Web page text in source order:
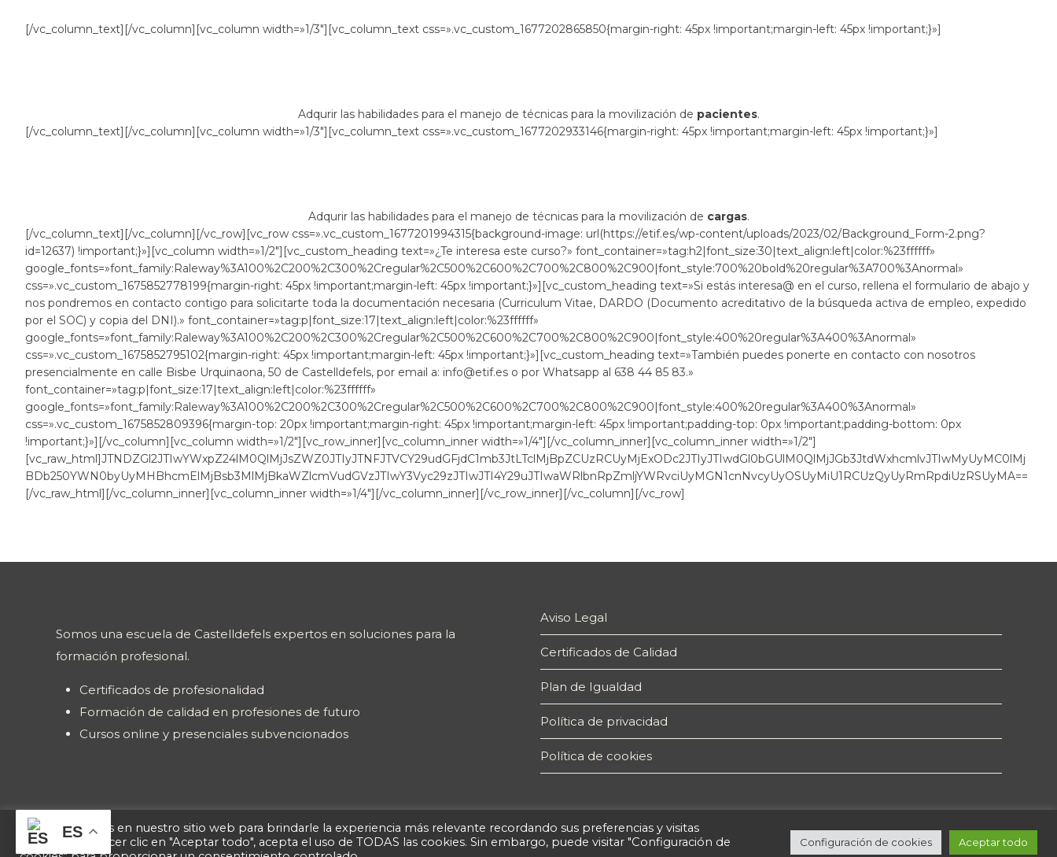
[/vc_column_text][/vc_column][vc_column width=»1/3″][vc_column_text css=».vc_custom_1677202865850{margin-right: 45px !important;margin-left: 45px !important;}»]
Adqurir las habilidades para el manejo de técnicas para la movilización de pacientes.
[/vc_column_text][/vc_column][vc_column width=»1/3″][vc_column_text css=».vc_custom_1677202933146{margin-right: 45px !important;margin-left: 45px !important;}»]
Adqurir las habilidades para el manejo de técnicas para la movilización de cargas.
[/vc_column_text][/vc_column][/vc_row][vc_row css=».vc_custom_1677201994315{background-image: url(https://etif.es/wp-content/uploads/2023/02/Background_Form-2.png?
id=12637) !important;}»][vc_column width=»1/2″][vc_custom_heading text=»¿Te interesa este curso?» font_container=»tag:h2|font_size:30|text_align:left|color:%23ffffff»
google_fonts=»font_family:Raleway%3A100%2C200%2C300%2Cregular%2C500%2C600%2C700%2C800%2C900|font_style:700%20bold%20regular%3A700%3Anormal»
css=».vc_custom_1675852778199{margin-right: 45px !important;margin-left: 45px !important;}»][vc_custom_heading text=»Si estás interesa@ en el curso, rellena el formulario de abajo y
nos pondremos en contacto contigo para solicitarte toda la documentación necesaria (Curriculum Vitae, DARDO (Documento acreditativo de la búsqueda activa de empleo, expedido
por el SOC) y copia del DNI).» font_container=»tag:p|font_size:17|text_align:left|color:%23ffffff»
google_fonts=»font_family:Raleway%3A100%2C200%2C300%2Cregular%2C500%2C600%2C700%2C800%2C900|font_style:400%20regular%3A400%3Anormal»
css=».vc_custom_1675852795102{margin-right: 45px !important;margin-left: 45px !important;}»][vc_custom_heading text=»También puedes ponerte en contacto con nosotros
presencialmente en calle Bisbe Urquinaona, 50 de Castelldefels, por email a: info@etif.es o por Whatsapp al 638 44 85 83.»
font_container=»tag:p|font_size:17|text_align:left|color:%23ffffff»
google_fonts=»font_family:Raleway%3A100%2C200%2C300%2Cregular%2C500%2C600%2C700%2C800%2C900|font_style:400%20regular%3A400%3Anormal»
css=».vc_custom_1675852809396{margin-top: 20px !important;margin-right: 45px !important;margin-left: 45px !important;padding-top: 0px !important;padding-bottom: 0px
!important;}»][/vc_column][vc_column width=»1/2″][vc_row_inner][vc_column_inner width=»1/4″][/vc_column_inner][vc_column_inner width=»1/2″]
[vc_raw_html]JTNDZGl2JTIwYWxpZ24lM0QlMjJsZWZ0JTIyJTNFJTVCY29udGFjdC1mb3JtLTclMjBpZCUzRCUyMjExODc2JTIyJTIwdGl0bGUlM0QlMjJGb3JtdWxhcmlvJTIwMyUyMC0lMj
BDb250YWN0byUyMHBhcmElMjBsb3MlMjBkaWZlcmVudGVzJTIwY3Vyc29zJTIwJTI4Y29uJTIwaWRlbnRpZmljYWRvciUyMGN1cnNvcyUyOSUyMiU1RCUzQyUyRmRpdiUzRSUyMA==
[/vc_raw_html][/vc_column_inner][vc_column_inner width=»1/4″][/vc_column_inner][/vc_row_inner][/vc_column][/vc_row]
Somos una escuela de Castelldefels expertos en soluciones para la
formación profesional.
Certificados de profesionalidad
Formación de calidad en profesiones de futuro
Cursos online y presenciales subvencionados
Aviso Legal
Certificados de Calidad
Plan de Igualdad
Política de privacidad
Política de cookies
Usamos cookies en nuestro sitio web para brindarle la experiencia más relevante recordando sus preferencias y visitas
repetidas. Al hacer clic en "Aceptar todo", acepta el uso de TODAS las cookies. Sin embargo, puede visitar "Configuración de
Configuración de cookies Aceptar todo
ES